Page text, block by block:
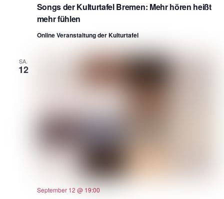
Songs der Kulturtafel Bremen: Mehr hören heißt
mehr fühlen
Online Veranstaltung der Kulturtafel
SA.
12
September 12 @ 19:00